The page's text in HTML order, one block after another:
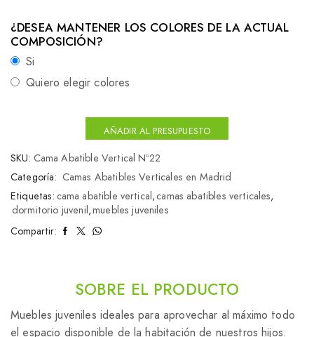
¿DESEA MANTENER LOS COLORES DE LA ACTUAL
COMPOSICIÓN?
Si
Quiero elegir colores
AÑADIR AL PRESUPUESTO
SKU: Cama Abatible Vertical Nº22
Categoría: Camas Abatibles Verticales en Madrid
Etiquetas: cama abatible vertical,camas abatibles verticales,
dormitorio juvenil,muebles juveniles
Compartir:
SOBRE EL PRODUCTO
Muebles juveniles ideales para aprovechar al máximo todo
el espacio disponible de la habitación de nuestros hijos.